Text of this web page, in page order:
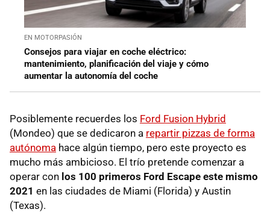
EN MOTORPASIÓN
Consejos para viajar en coche eléctrico:
mantenimiento, planificación del viaje y cómo
aumentar la autonomía del coche
Posiblemente recuerdes los Ford Fusion Hybrid
(Mondeo) que se dedicaron a repartir pizzas de forma
autónoma hace algún tiempo, pero este proyecto es
mucho más ambicioso. El trío pretende comenzar a
operar con los 100 primeros Ford Escape este mismo
2021 en las ciudades de Miami (Florida) y Austin
(Texas).